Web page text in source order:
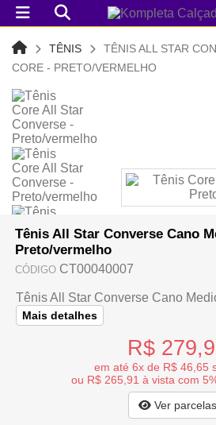
TÊNIS
TÊNIS ALL STAR
CORE - PRETO/VERMELHO
Tênis All Star Converse Cano
Preto/vermelho
CÓDIGO CT00040007
Tênis All Star Converse Cano
Mais detalhes
R$
em até 6x de R$ 46,65
ou R$ 265,91 à vista com
Ver parcelas